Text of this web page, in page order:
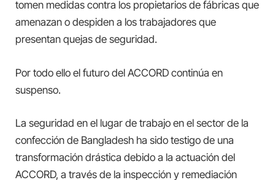
tomen medidas contra los propietarios de fábricas que
amenazan o despiden a los trabajadores que
presentan quejas de seguridad.
Por todo ello el futuro del ACCORD continúa en
suspenso.
La seguridad en el lugar de trabajo en el sector de la
confección de Bangladesh ha sido testigo de una
transformación drástica debido a la actuación del
ACCORD, a través de la inspección y remediación